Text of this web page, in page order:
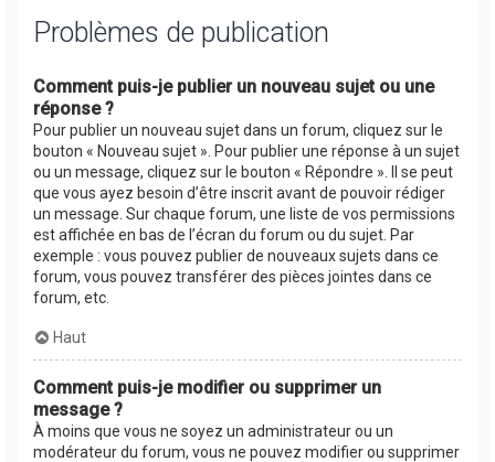
Problèmes de publication
Comment puis-je publier un nouveau sujet ou une
réponse ?
Pour publier un nouveau sujet dans un forum, cliquez sur le
bouton « Nouveau sujet ». Pour publier une réponse à un sujet
ou un message, cliquez sur le bouton « Répondre ». Il se peut
que vous ayez besoin d’être inscrit avant de pouvoir rédiger
un message. Sur chaque forum, une liste de vos permissions
est affichée en bas de l’écran du forum ou du sujet. Par
exemple : vous pouvez publier de nouveaux sujets dans ce
forum, vous pouvez transférer des pièces jointes dans ce
forum, etc.
Haut
Comment puis-je modifier ou supprimer un
message ?
À moins que vous ne soyez un administrateur ou un
modérateur du forum, vous ne pouvez modifier ou supprimer